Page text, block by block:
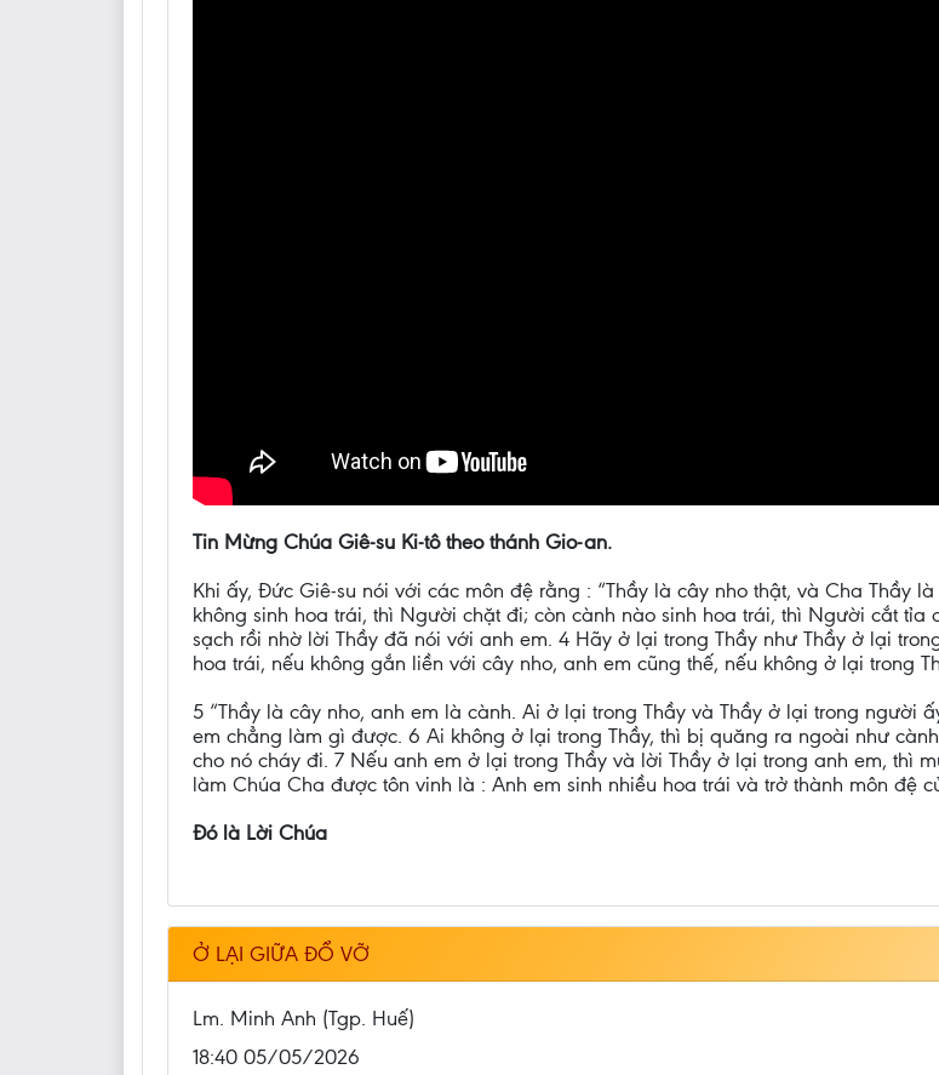
Tin Mừng Chúa Giê-su Ki-tô theo thánh Gio-an.
Khi ấy, Đức Giê-su nói với các môn đệ rằng : “Thầy là cây nho thật, và Cha Thầy
không sinh hoa trái, thì Người chặt đi; còn cành nào sinh hoa trái, thì Người cắt tỉa
sạch rồi nhờ lời Thầy đã nói với anh em. 4 Hãy ở lại trong Thầy như Thầy ở lại
hoa trái, nếu không gắn liền với cây nho, anh em cũng thế, nếu không ở lại trong
5 “Thầy là cây nho, anh em là cành. Ai ở lại trong Thầy và Thầy ở lại trong người
em chẳng làm gì được. 6 Ai không ở lại trong Thầy, thì bị quăng ra ngoài như
cho nó cháy đi. 7 Nếu anh em ở lại trong Thầy và lời Thầy ở lại trong anh em, thì
làm Chúa Cha được tôn vinh là : Anh em sinh nhiều hoa trái và trở thành môn đệ
Đó là Lời Chúa
Ở LẠI GIỮA ĐỔ VỠ
Lm. Minh Anh (Tgp. Huế)
18:40 05/05/2026